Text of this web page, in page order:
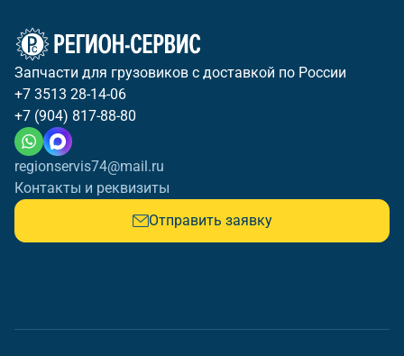
Запчасти для грузовиков с доставкой по России
+7 3513 28-14-06
+7 (904) 817-88-80
regionservis74@mail.ru
Контакты и реквизиты
Отправить заявку